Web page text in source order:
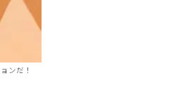
ンだ！